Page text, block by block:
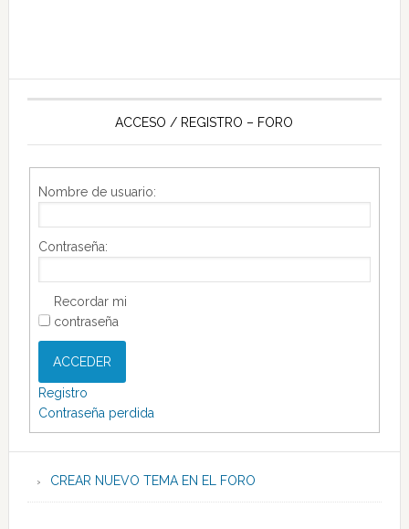
ACCESO / REGISTRO – FORO
Nombre de usuario:
Contraseña:
Recordar mi
contraseña
ACCEDER
Registro
Contraseña perdida
CREAR NUEVO TEMA EN EL FORO